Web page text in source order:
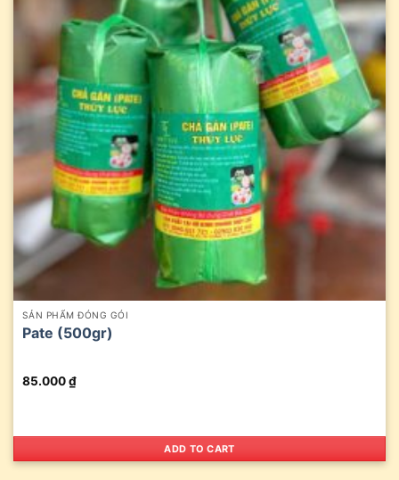
SẢN PHẨM ĐÓNG GÓI
Pate (500gr)
85.000₫
ADD TO CART